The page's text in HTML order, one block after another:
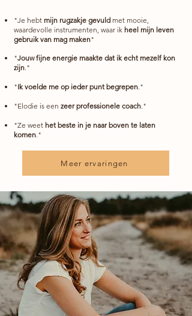
"Je hebt mijn rugzakje gevuld met mooie,
waardevolle instrumenten, waar ik heel mijn leven
gebruik van mag maken"​
"Jouw fijne energie maakte dat ik echt mezelf kon
zijn."
"Ik voelde me op ieder punt begrepen."
"Elodie is een zeer professionele coach."
"Ze weet het beste in je naar boven te laten
komen."
Meer ervaringen